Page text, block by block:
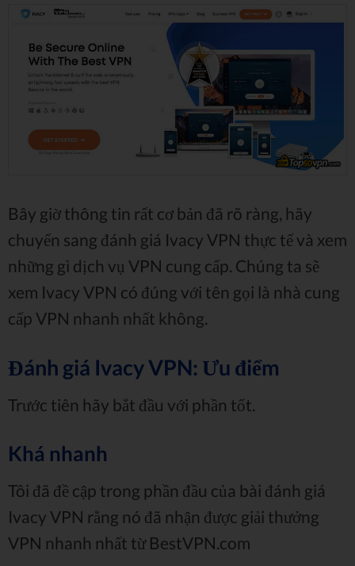
Bây giờ thông tin rất cơ bản đã rõ ràng, hãy
chuyển sang đánh giá Ivacy VPN thực tế và xem
những gì dịch vụ VPN cung cấp. Chúng ta sẽ
xem Ivacy VPN có đúng với tên gọi là nhà cung
cấp VPN nhanh nhất không.
Đánh giá Ivacy VPN: Ưu điểm
Trước tiên hãy bắt đầu với phần tốt.
Khá nhanh
Tôi đã đề cập trong phần đầu của bài đánh giá
Ivacy VPN rằng nó đã nhận được giải thưởng
VPN nhanh nhất từ ​​BestVPN.com